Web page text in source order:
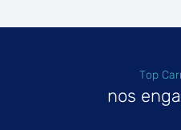
Top
nos